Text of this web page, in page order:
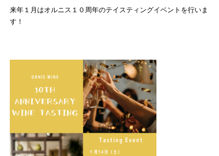
来年１月はオルニス１０周年のテイスティングイベントを行いま
す！